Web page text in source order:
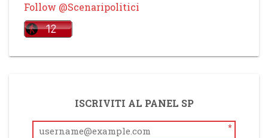
Follow @Scenaripolitici
ISCRIVITI AL PANEL SP
*